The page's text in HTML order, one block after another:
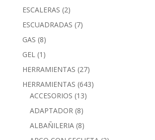
ESCALERAS (2)
ESCUADRADAS (7)
GAS (8)
GEL (1)
HERRAMIENTAS (27)
HERRAMIENTAS (643)
ACCESORIOS (13)
ADAPTADOR (8)
ALBAÑILERIA (8)